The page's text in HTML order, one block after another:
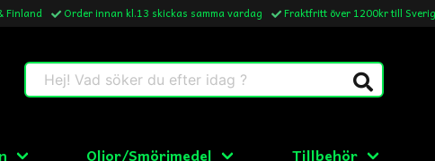
Finland Order innan kl.13 skickas samma vardag Fraktfritt över 1200kr till
Hej! Vad söker du efter idag ?
Oljor/Smörjmedel Tillbehör